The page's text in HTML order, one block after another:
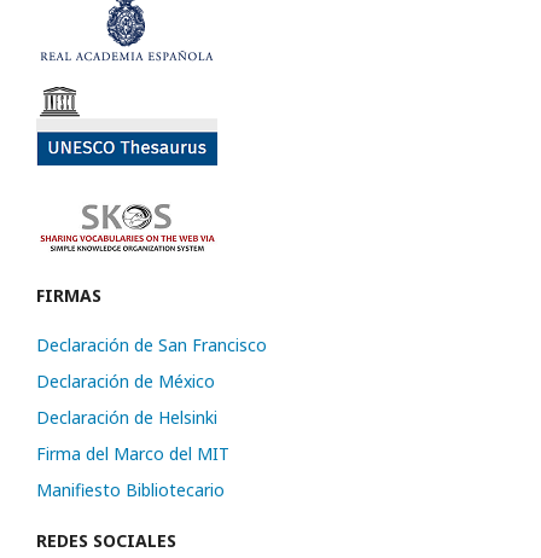
FIRMAS
Declaración de San Francisco
Declaración de México
Declaración de Helsinki
Firma del Marco del MIT
Manifiesto Bibliotecario
REDES SOCIALES